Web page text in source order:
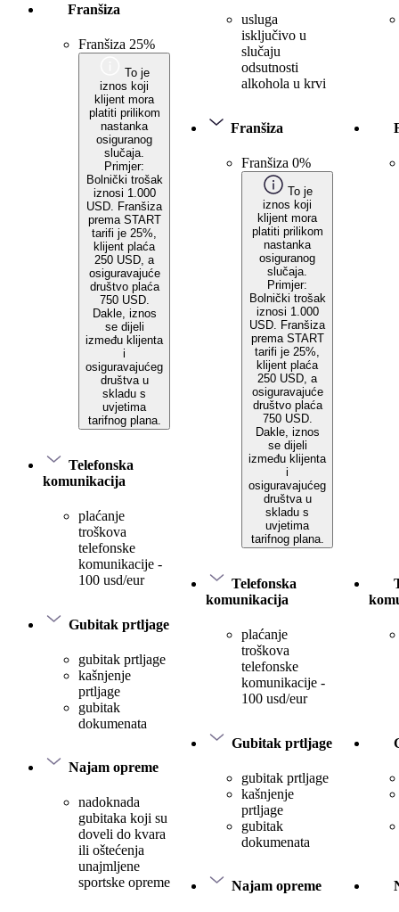
Franšiza
Franšiza 25%
To je
iznos koji
klijent mora
platiti prilikom
nastanka
osiguranog
slučaja.
Primjer:
Bolnički trošak
iznosi 1.000
USD. Franšiza
prema START
tarifi je 25%,
klijent plaća
250 USD, a
osiguravajuće
društvo plaća
750 USD.
Dakle, iznos
se dijeli
između klijenta
i
osiguravajućeg
društva u
skladu s
uvjetima
tarifnog plana.
Telefonska
komunikacija
plaćanje
troškova
telefonske
komunikacije -
100 usd/eur
Gubitak prtljage
gubitak prtljage
kašnjenje
prtljage
gubitak
dokumenata
Najam opreme
nadoknada
gubitaka koji su
doveli do kvara
ili oštećenja
unajmljene
sportske opreme
usluga
isključivo u
slučaju
odsutnosti
alkohola u krvi
Franšiza
Franšiza 0%
To je
iznos koji
klijent mora
platiti prilikom
nastanka
osiguranog
slučaja.
Primjer:
Bolnički trošak
iznosi 1.000
USD. Franšiza
prema START
tarifi je 25%,
klijent plaća
250 USD, a
osiguravajuće
društvo plaća
750 USD.
Dakle, iznos
se dijeli
između klijenta
i
osiguravajućeg
društva u
skladu s
uvjetima
tarifnog plana.
Telefonska
komunikacija
plaćanje
troškova
telefonske
komunikacije -
100 usd/eur
Gubitak prtljage
gubitak prtljage
kašnjenje
prtljage
gubitak
dokumenata
Najam opreme